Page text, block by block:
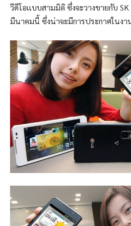
วีดีโอเเบบสามมิติ ซึ่งจะวางขายกับ
มีนาคมนี้ ซึ่งน่าจะมีการประกาศในง